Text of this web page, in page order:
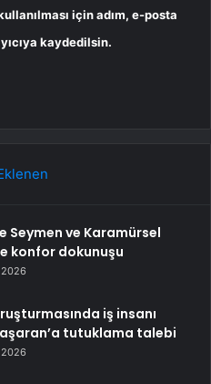
için adım, e-posta
kaydedilsin.
Seymen ve Karamürsel
konfor dokunuşu
iş insanı
tutuklama talebi